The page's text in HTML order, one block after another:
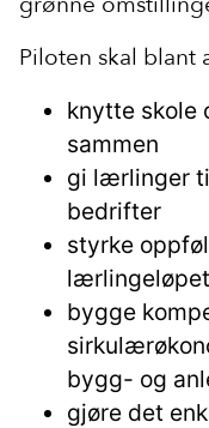
Piloten skal blant
knytte skole
sammen
gi lærlinger
bedrifter
styrke
lærlingeløpet
bygge
bygg- og
gjøre det